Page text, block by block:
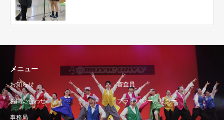
メニュー
お知らせ 審査員
お問い合わせ プライバシーポリシー
事務局